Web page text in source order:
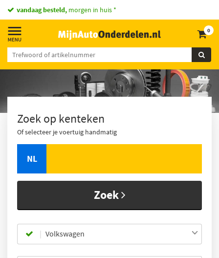
vandaag besteld, morgen in huis *
0
Zoek op kenteken
Of selecteer je voertuig handmatig
NL
Zoek
Volkswagen